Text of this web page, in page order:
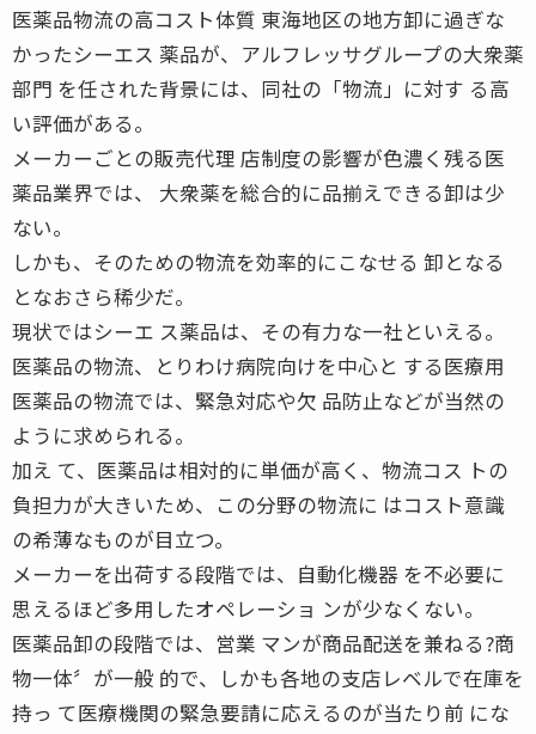
医薬品物流の高コスト体質 東海地区の地方卸に過ぎな
かったシーエス 薬品が、アルフレッサグループの大衆薬
部門 を任された背景には、同社の「物流」に対す る高
い評価がある。
メーカーごとの販売代理 店制度の影響が色濃く残る医
薬品業界では、 大衆薬を総合的に品揃えできる卸は少
ない。
しかも、そのための物流を効率的にこなせる 卸となる
となおさら稀少だ。
現状ではシーエ ス薬品は、その有力な一社といえる。
医薬品の物流、とりわけ病院向けを中心と する医療用
医薬品の物流では、緊急対応や欠 品防止などが当然の
ように求められる。
加え て、医薬品は相対的に単価が高く、物流コス トの
負担力が大きいため、この分野の物流に はコスト意識
の希薄なものが目立つ。
メーカーを出荷する段階では、自動化機器 を不必要に
思えるほど多用したオペレーショ ンが少なくない。
医薬品卸の段階では、営業 マンが商品配送を兼ねる?商
物一体〞が一般 的で、しかも各地の支店レベルで在庫を
持っ て医療機関の緊急要請に応えるのが当たり前 にな